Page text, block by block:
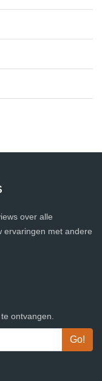
over alle
ervaringen met andere
ontvangen.